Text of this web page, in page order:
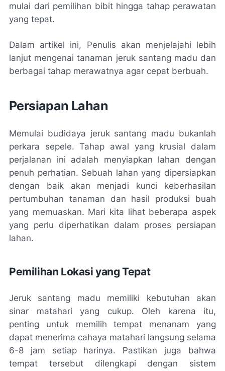
mulai dari pemilihan bibit hingga tahap perawatan
yang tepat.
Dalam artikel ini, Penulis akan menjelajahi lebih
lanjut mengenai tanaman jeruk santang madu dan
berbagai tahap merawatnya agar cepat berbuah.
Persiapan Lahan
Memulai budidaya jeruk santang madu bukanlah
perkara sepele. Tahap awal yang krusial dalam
perjalanan ini adalah menyiapkan lahan dengan
penuh perhatian. Sebuah lahan yang dipersiapkan
dengan baik akan menjadi kunci keberhasilan
pertumbuhan tanaman dan hasil produksi buah
yang memuaskan. Mari kita lihat beberapa aspek
yang perlu diperhatikan dalam proses persiapan
lahan.
Pemilihan Lokasi yang Tepat
Jeruk santang madu memiliki kebutuhan akan
sinar matahari yang cukup. Oleh karena itu,
penting untuk memilih tempat menanam yang
dapat menerima cahaya matahari langsung selama
6-8 jam setiap harinya. Pastikan juga bahwa
tempat tersebut dilengkapi dengan sistem